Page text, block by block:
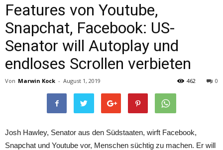
Kiel
News
Features von Youtube,
Snapchat, Facebook: US-
Senator will Autoplay und
endloses Scrollen verbieten
Von Marwin Kock - August 1, 2019 0
462
Josh Hawley, Senator aus den Südstaaten, wirft Facebook,
Snapchat und Youtube vor, Menschen süchtig zu machen. Er will